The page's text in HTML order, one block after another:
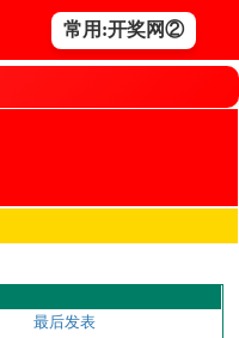
常用:开奖网②
最后发表